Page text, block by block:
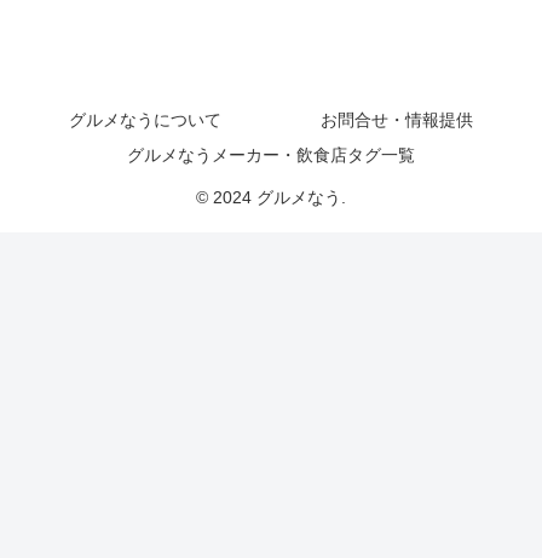
グルメなうについて
お問合せ・情報提供
グルメなうメーカー・飲食店タグ一覧
© 2024 グルメなう.